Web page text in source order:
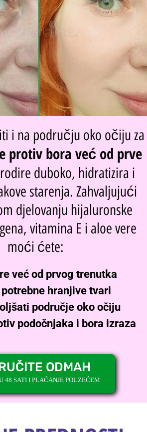
i na području oko očiju za
protiv bora već od prve
duboko, hidratizira i
starenja. Zahvaljujući
djelovanju hijaluronske
vitamina E i aloe vere
moći ćete:
već od prvog trenutka
hranjive tvari
područje oko očiju
podočnjaka i bora izraza
ODMAH
48 SATI I PLAĆANJE POUZEĆEM